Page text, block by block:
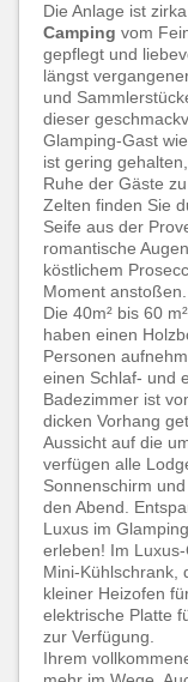
Die Anlage ist
Camping vom
gepflegt und
längst
und
dieser
Glamping-Gast
ist gering
Ruhe der Gäste
Zelten finden Sie
Seife aus der
romantische
köstlichem
Moment anstoßen.
Die 40m² bis 60
haben einen
Personen
einen Schlaf- und
Badezimmer ist
dicken Vorhang
Aussicht auf die
verfügen alle
Sonnenschirm
den Abend.
Luxus im
erleben! Im
Mini-Kühlschrank,
kleiner Heizofen
elektrische Platte
zur Verfügung.
Ihrem